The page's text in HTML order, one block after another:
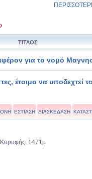
ΤΙΤΛΟΣ
για το νομό
έτοιμο να υποδεχτεί
ΕΣΤΙΑΣΗ ΔΙΑΣΚΕΔΑΣΗ
1471μ